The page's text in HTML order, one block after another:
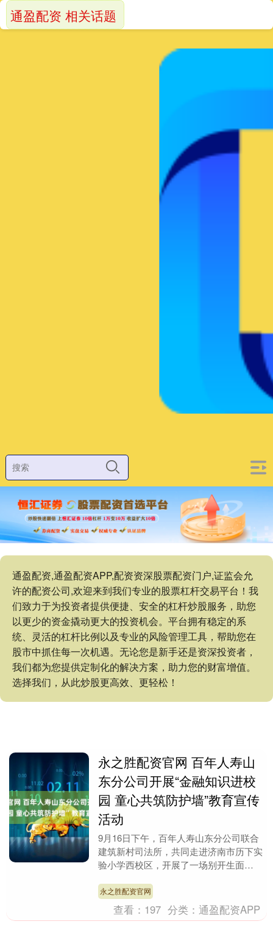
通盈配资,通盈配资APP,配资资深股票配资门户,证监会允
许的配资公司,欢迎来到我们专业的股票杠杆交易平台！我
们致力于为投资者提供便捷、安全的杠杆炒股服务，助您
以更少的资金撬动更大的投资机会。平台拥有稳定的系
统、灵活的杠杆比例以及专业的风险管理工具，帮助您在
股市中抓住每一次机遇。无论您是新手还是资深投资者，
我们都为您提供定制化的解决方案，助力您的财富增值。
选择我们，从此炒股更高效、更轻松！
通盈配资 相关话题
永之胜配资官网 百年人寿山
东分公司开展“金融知识进校
园 童心共筑防护墙”教育宣传
活动
9月16日下午，百年人寿山东分公司联合
建筑新村司法所，共同走进济南市历下实
验小学西校区，开展了一场别开生面
活动是“2025....
永之胜配资官网
查看： 197 分类：通盈配资APP